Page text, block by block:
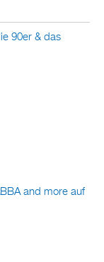
90er & das
and more auf